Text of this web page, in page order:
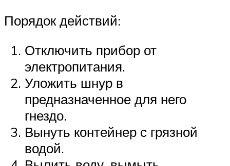
Порядок действий:
Отключить прибор от
электропитания.
Уложить шнур в
предназначенное для него
гнездо.
Вынуть контейнер с грязной
водой.